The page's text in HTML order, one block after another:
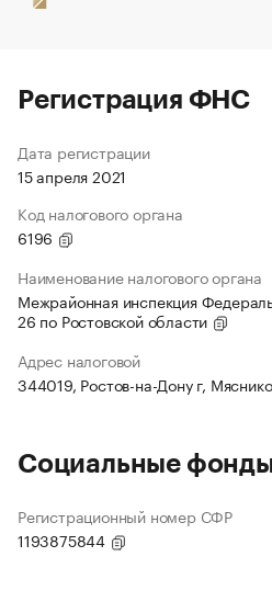
Регистрация ФНС
Дата регистрации
15 апреля 2021
Код налогового органа
6196
Наименование налогового органа
Межрайонная инспекция
26 по Ростовской области
Адрес налоговой
344019, Ростов-на-Дону г,
Социальные
Регистрационный номер СФР
1193875844